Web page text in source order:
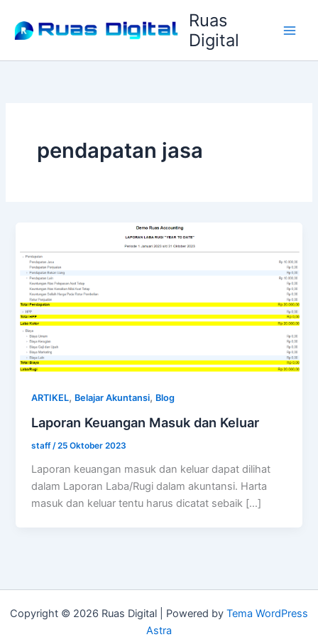
konten
Ruas
Digital
pendapatan jasa
ARTIKEL, Belajar Akuntansi, Blog
Laporan Keuangan Masuk dan Keluar
staff/25 Oktober 2023
Laporan keuangan masuk dan keluar dapat dilihat
dalam Laporan Laba/Rugi dalam akuntansi. Harta
masuk dan keluar tentu harus dicatat sebaik […]
Copyright © 2026 Ruas Digital | Powered by Tema WordPress
Astra